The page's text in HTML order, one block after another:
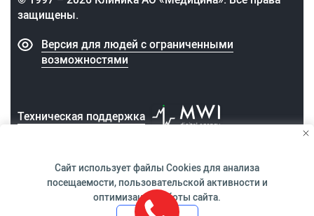
защищены.
Версия для людей с ограниченными
возможностями
Техническая поддержка
ИМЕЮТСЯ ПРОТИВОПОКАЗАНИЯ.
НЕОБХОДИМО ПРОКОНСУЛЬТИРОВАТЬСЯ СО
Сайт использует файлы Cookiesдля анализа
посещаемости, пользовательской активности и
оптимизации работы сайта.